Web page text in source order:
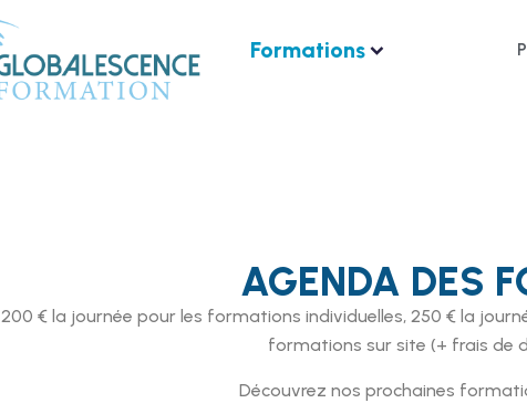
Formations
AGENDA DES
200 € la journée pour les formations individuelles, 250 € la
formations sur site (+ frais de
Découvrez nos prochaines